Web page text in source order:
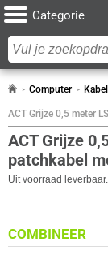
Categorie
Computer
ACT Grijze 0,5 meter
ACT Grijze
patchkabel
Uit voorraad
COMBINEER